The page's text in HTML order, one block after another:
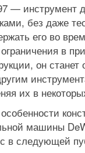
— инструмент
без даже
его во
в
он
их в
машины
в следующей